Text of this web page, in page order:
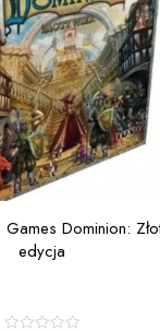
Dominion:
edycja